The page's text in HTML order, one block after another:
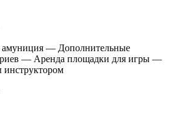
— Дополнительные
— Аренда площадки для игры —